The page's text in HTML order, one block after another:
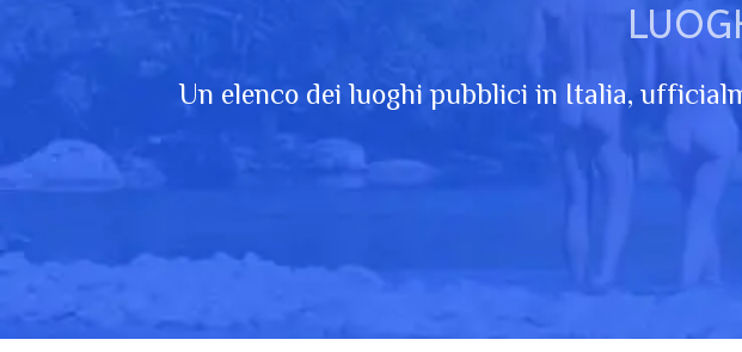
Un elenco dei luoghi pubblici in Italia,